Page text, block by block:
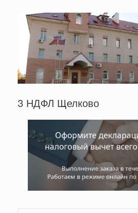
3 НДФЛ Щелково